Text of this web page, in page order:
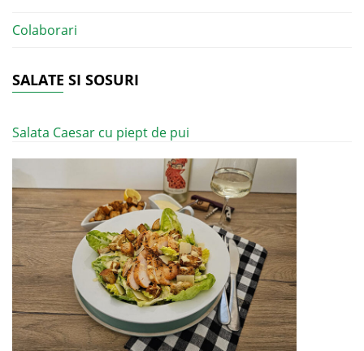
Colaborari
SALATE SI SOSURI
Salata Caesar cu piept de pui